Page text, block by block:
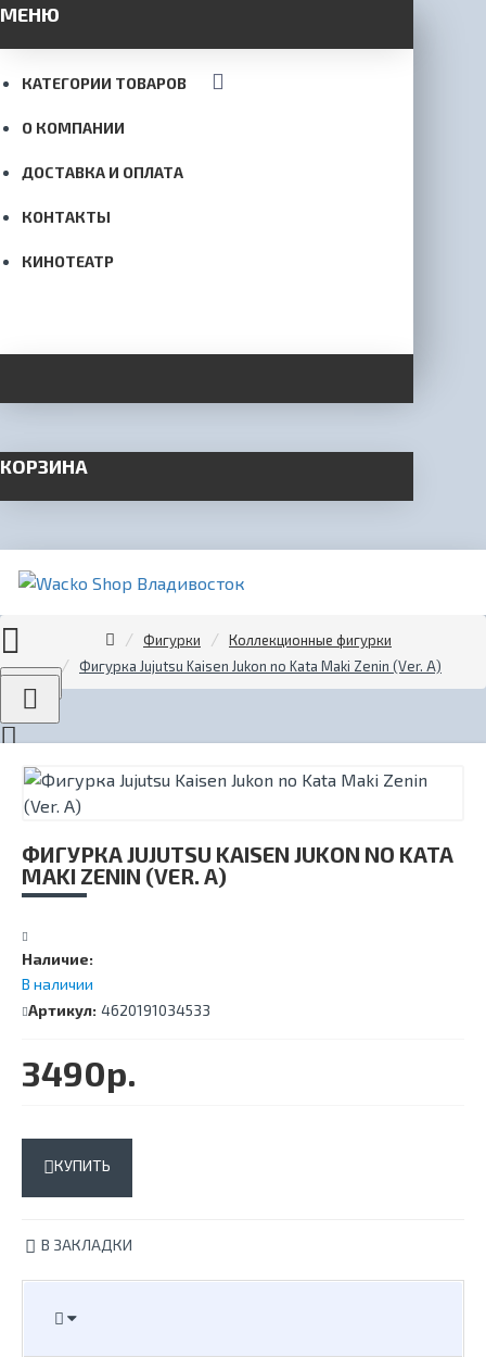
МЕНЮ
КАТЕГОРИИ ТОВАРОВ
О КОМПАНИИ
ДОСТАВКА И ОПЛАТА
КОНТАКТЫ
КИНОТЕАТР
КОРЗИНА
Menu
Фигурки
Коллекционные фигурки
Фигурка Jujutsu Kaisen Jukon no Kata Maki Zenin (Ver. A)
ФИГУРКА JUJUTSU KAISEN JUKON NO KATA
MAKI ZENIN (VER. A)
Наличие:
В наличии
Артикул: 4620191034533
3490р.
КУПИТЬ
В ЗАКЛАДКИ